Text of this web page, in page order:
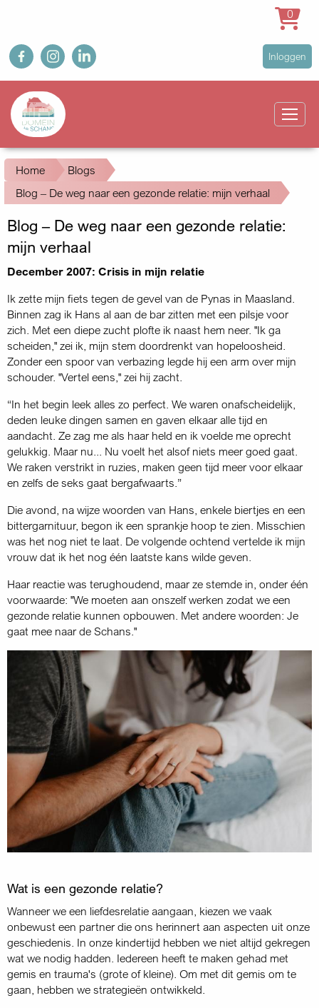
Overslaan
en
naar
inhoud
gaan
fb ig in
User
account
Inloggen
Main
navigation
0
Kruimelpad
Home
Blogs
Blog – De weg naar een gezonde relatie: mijn verhaal
Blog – De weg naar een gezonde relatie:
mijn verhaal
December 2007: Crisis in mijn relatie
Ik zette mijn fiets tegen de gevel van de Pynas in Maasland.
Binnen zag ik Hans al aan de bar zitten met een pilsje voor
zich. Met een diepe zucht plofte ik naast hem neer. "Ik ga
scheiden," zei ik, mijn stem doordrenkt van hopeloosheid.
Zonder een spoor van verbazing legde hij een arm over mijn
schouder. "Vertel eens," zei hij zacht.
“In het begin leek alles zo perfect. We waren onaf­scheidelijk,
deden leuke dingen samen en gaven elkaar alle tijd en
aandacht. Ze zag me als haar held en ik voelde me oprecht
gelukkig. Maar nu... Nu voelt het alsof niets meer goed gaat.
We raken verstrikt in ruzies, maken geen tijd meer voor elkaar
en zelfs de seks gaat bergafwaarts.”
Die avond, na wijze woorden van Hans, enkele biertjes en een
bittergarnituur, begon ik een sprankje hoop te zien. Misschien
was het nog niet te laat. De volgende ochtend vertelde ik mijn
vrouw dat ik het nog één laatste kans wilde geven.
Haar reactie was terug­houdend, maar ze stemde in, onder één
voor­waarde: "We moeten aan onszelf werken zodat we een
gezonde relatie kunnen opbouwen. Met andere woorden: Je
gaat mee naar de Schans."
Wat is een gezonde relatie?
Wanneer we een liefdesrelatie aangaan, kiezen we vaak
onbewust een partner die ons herinnert aan aspecten uit onze
geschiedenis. In onze kindertijd hebben we niet altijd gekregen
wat we nodig hadden. Iedereen heeft te maken gehad met
gemis en trauma's (grote of kleine). Om met dit gemis om te
gaan, hebben we strategieën ontwikkeld.